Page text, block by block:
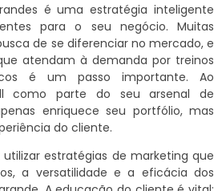
é uma estratégia inteligente
para o seu negócio. Muitas
de se diferenciar no mercado, e
atendam à demanda por treinos
é um passo importante. Ao
como parte do seu arsenal de
enriquece seu portfólio, mas
do cliente.
estratégias de marketing que
a versatilidade e a eficácia dos